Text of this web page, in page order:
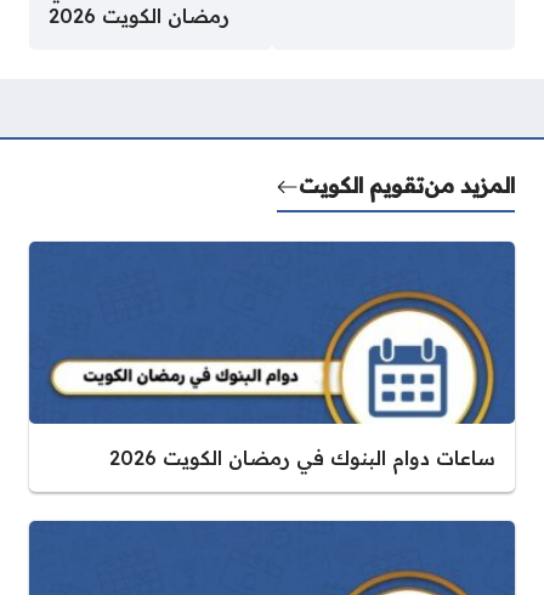
رمضان الكويت 2026
المزيد منتقويم الكويت
ساعات دوام البنوك في رمضان الكويت 2026